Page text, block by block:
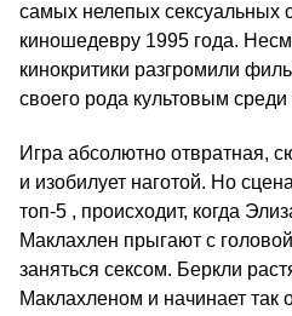
самых нелепых сексуальных
киношедевру 1995 года.
кинокритики разгромили
своего рода культовым
Игра абсолютно отвратная,
и изобилует наготой. Но
топ‑5 , происходит, когда
Маклахлен прыгают с
заняться сексом. Беркли
Маклахленом и начинает так